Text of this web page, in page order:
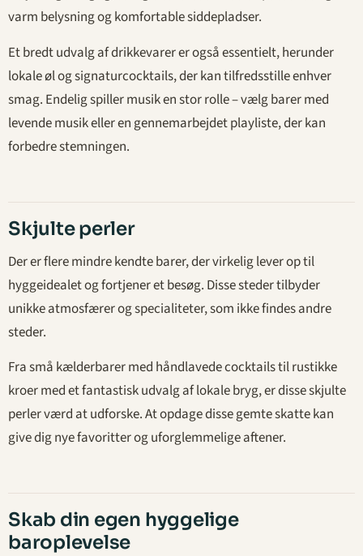
varm belysning og komfortable siddepladser.
Et bredt udvalg af drikkevarer er også essentielt, herunder
lokale øl og signaturcocktails, der kan tilfredsstille enhver
smag. Endelig spiller musik en stor rolle – vælg barer med
levende musik eller en gennemarbejdet playliste, der kan
forbedre stemningen.
Skjulte perler
Der er flere mindre kendte barer, der virkelig lever op til
hyggeidealet og fortjener et besøg. Disse steder tilbyder
unikke atmosfærer og specialiteter, som ikke findes andre
steder.
Fra små kælderbarer med håndlavede cocktails til rustikke
kroer med et fantastisk udvalg af lokale bryg, er disse skjulte
perler værd at udforske. At opdage disse gemte skatte kan
give dig nye favoritter og uforglemmelige aftener.
Skab din egen hyggelige
baroplevelse